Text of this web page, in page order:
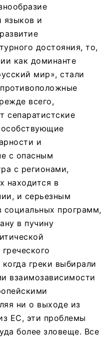
языков и
достояния, то,
как доминанте
мир», стали
всего,
сепаратистские
и
с опасным
с регионами,
находится в
и серьезным
программ,
в пучину
греки выбирали
взаимозависимости
ни о выходе из
ЕС, эти проблемы
более зловеще. Все